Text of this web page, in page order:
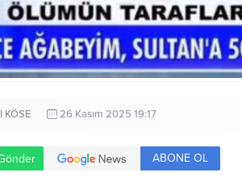
KÖSE 26 Kasım 2025 19:17
ABONE OL